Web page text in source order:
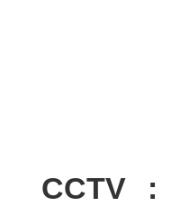
CCTV :